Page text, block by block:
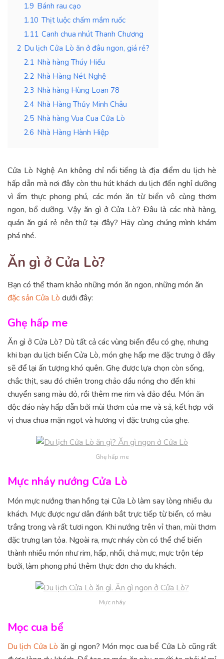
1.9 Bánh rau cạo
1.10 Thịt luộc chấm mắm ruốc
1.11 Canh chua nhút Thanh Chương
2 Du lịch Cửa Lò ăn ở đâu ngon, giá rẻ?
2.1 Nhà hàng Thúy Hiếu
2.2 Nhà Hàng Nét Nghệ
2.3 Nhà hàng Hùng Loan 78
2.4 Nhà Hàng Thủy Minh Châu
2.5 Nhà hàng Vua Cua Cửa Lò
2.6 Nhà Hàng Hành Hiệp
Cửa Lò Nghệ An không chỉ nổi tiếng là địa điểm du lịch hè
hấp dẫn mà nơi đây còn thu hút khách du lịch đến nghỉ dưỡng
vì ẩm thực phong phú, các món ăn từ biển vô cùng thơm
ngon, bổ dưỡng. Vậy ăn gì ở Cửa Lò? Đâu là các nhà hàng,
quán ăn giá rẻ nên thử tại đây? Hãy cùng chúng mình khám
phá nhé.
Ăn gì ở Cửa Lò?
Bạn có thể tham khảo những món ăn ngon, những món ăn
đặc sản Cửa Lò dưới đây:
Ghẹ hấp me
Ăn gì ở Cửa Lò? Dù tất cả các vùng biển đều có ghẹ, nhưng
khi bạn du lịch biển Cửa Lò, món ghẹ hấp me đặc trưng ở đây
sẽ để lại ấn tượng khó quên. Ghẹ được lựa chọn còn sống,
chắc thịt, sau đó chiên trong chảo dầu nóng cho đến khi
chuyển sang màu đỏ, rồi thêm me rim và đảo đều. Món ăn
độc đáo này hấp dẫn bởi mùi thơm của me và sả, kết hợp với
vị chua chua mặn ngọt và hương vị đặc trưng của ghẹ.
Ghẹ hấp me
Mực nháy nướng Cửa Lò
Món mực nướng than hồng tại Cửa Lò làm say lòng nhiều du
khách. Mực được ngư dân đánh bắt trực tiếp từ biển, có màu
trắng trong và rất tươi ngon. Khi nướng trên vỉ than, mùi thơm
đặc trưng lan tỏa. Ngoài ra, mực nháy còn có thể chế biến
thành nhiều món như rim, hấp, nhồi, chả mực, mực trộn tép
bưởi, làm phong phú thêm thực đơn cho du khách.
Mực nháy
Mọc cua bể
Du lịch Cửa Lò ăn gì ngon? Món mọc cua bể Cửa Lò cũng rất